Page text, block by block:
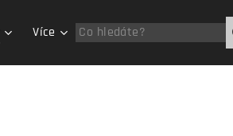
Více